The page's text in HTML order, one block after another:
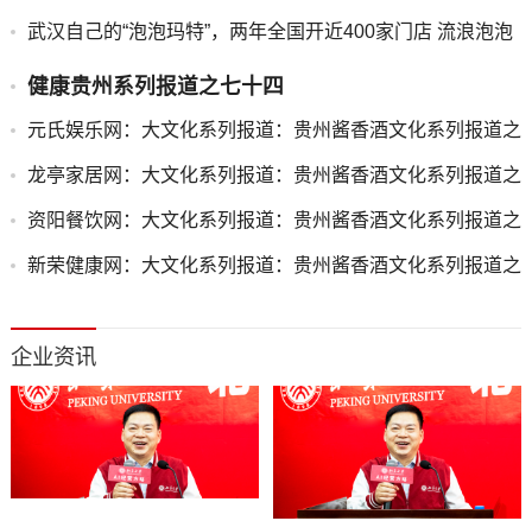
武汉自己的“泡泡玛特”，两年全国开近400家门店 流浪泡泡
健康贵州系列报道之七十四
元氏娱乐网：大文化系列报道：贵州酱香酒文化系列报道之
龙亭家居网：大文化系列报道：贵州酱香酒文化系列报道之
资阳餐饮网：大文化系列报道：贵州酱香酒文化系列报道之
新荣健康网：大文化系列报道：贵州酱香酒文化系列报道之
企业资讯